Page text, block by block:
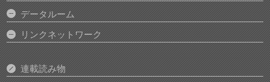
データルーム
リンクネットワーク
連載読み物